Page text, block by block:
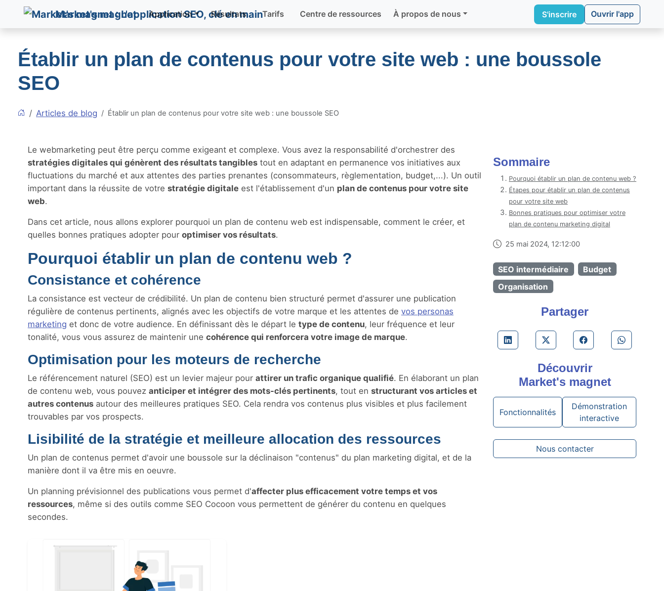
Market's magnet Application Résultats Tarifs Centre de ressources À propos de nous S'inscrire Ouvrir l'app
Établir un plan de contenus pour votre site web : une boussole
SEO
Articles de blog Établir un plan de contenus pour votre site web : une boussole SEO
Le webmarketing peut être perçu comme exigeant et complexe. Vous avez la responsabilité d'orchestrer des
stratégies digitales qui génèrent des résultats tangibles tout en adaptant en permanence vos initiatives aux
fluctuations du marché et aux attentes des parties prenantes (consommateurs, règlementation, budget,...). Un outil
important dans la réussite de votre stratégie digitale est l'établissement d'un plan de contenus pour votre site
web.
Dans cet article, nous allons explorer pourquoi un plan de contenu web est indispensable, comment le créer, et
quelles bonnes pratiques adopter pour optimiser vos résultats.
Pourquoi établir un plan de contenu web ?
Consistance et cohérence
La consistance est vecteur de crédibilité. Un plan de contenu bien structuré permet d'assurer une publication
régulière de contenus pertinents, alignés avec les objectifs de votre marque et les attentes de vos personas
marketing et donc de votre audience. En définissant dès le départ le type de contenu, leur fréquence et leur
tonalité, vous vous assurez de maintenir une cohérence qui renforcera votre image de marque.
Optimisation pour les moteurs de recherche
Le référencement naturel (SEO) est un levier majeur pour attirer un trafic organique qualifié. En élaborant un plan
de contenu web, vous pouvez anticiper et intégrer des mots-clés pertinents, tout en structurant vos articles et
autres contenus autour des meilleures pratiques SEO. Cela rendra vos contenus plus visibles et plus facilement
trouvables par vos prospects.
Lisibilité de la stratégie et meilleure allocation des ressources
Un plan de contenus permet d'avoir une boussole sur la déclinaison "contenus" du plan marketing digital, et de la
manière dont il va être mis en oeuvre.
Un planning prévisionnel des publications vous permet d'affecter plus efficacement votre temps et vos
ressources, même si des outils comme SEO Cocoon vous permettent de générer du contenu en quelques
secondes.
Sommaire
Pourquoi établir un plan de contenu web ?
Étapes pour établir un plan de contenus
pour votre site web
Bonnes pratiques pour optimiser votre
plan de contenu marketing digital
25 mai 2024, 12:12:00
SEO intermédiaire
Budget
Organisation
Partager
Découvrir
Market's magnet
Fonctionnalités
Démonstration
interactive
Nous contacter